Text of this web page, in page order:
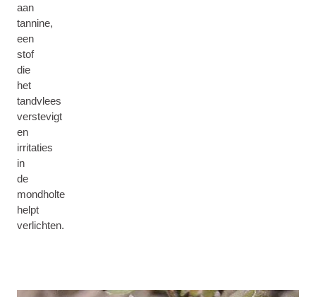
aan
tannine,
een
stof
die
het
tandvlees
verstevigt
en
irritaties
in
de
mondholte
helpt
verlichten.